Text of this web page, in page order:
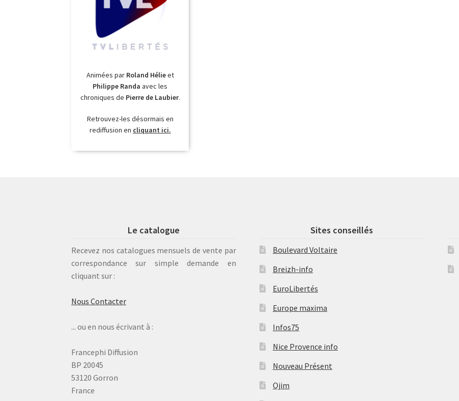
Animées par Roland Hélieet
Philippe Randa avec les
chroniques de Pierre de Laubier.
Retrouvez-les désormais en
rediffusion en cliquant ici.
Le catalogue
Recevez nos catalogues mensuels de vente par
correspondance sur simple demande en
cliquant sur :
Nous Contacter
... ou en nous écrivant à :
Francephi Diffusion
BP 20045
53120 Gorron
France
Sites conseillés
Boulevard Voltaire
Breizh-info
EuroLibertés
Europe maxima
Infos75
Nice Provence info
Nouveau Présent
Ojim